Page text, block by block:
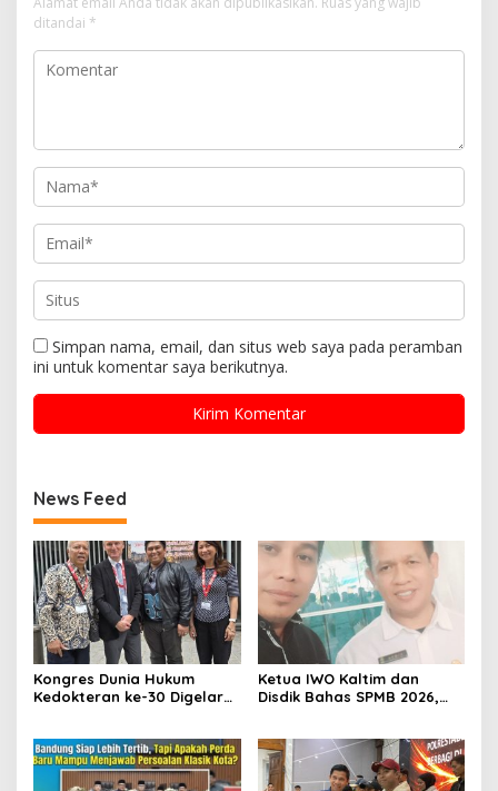
ditandai *
Simpan nama, email, dan situs web saya pada peramban
ini untuk komentar saya berikutnya.
News Feed
Kongres Dunia Hukum
Kedokteran ke-30 Digelar
Global Kesehatan
Ketua IWO Kaltim dan
Disdik Bahas SPMB 2026,
bagi Calon Murid